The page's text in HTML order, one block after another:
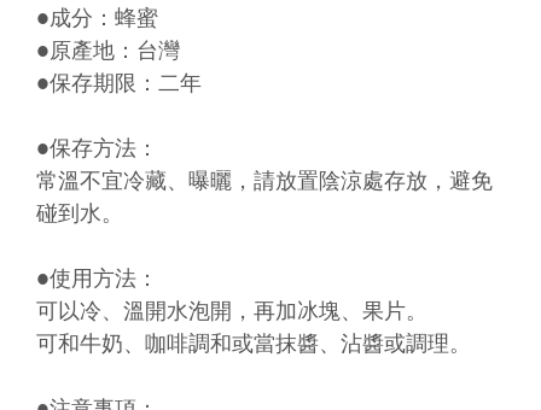
●成分：蜂蜜
●原產地：台灣
●保存期限：二年
●保存方法：
常溫不宜冷藏、曝曬，請放置陰涼處存放，避免
碰到水。
●使用方法：
可以冷、溫開水泡開，再加冰塊、果片。
可和牛奶、咖啡調和或當抹醬、沾醬或調理。